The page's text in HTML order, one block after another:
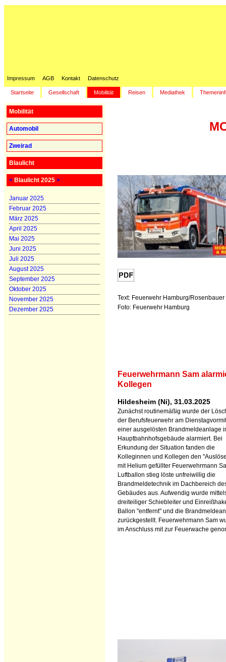
Impressum AGB Kontakt Datenschutz
Startseite Gesellschaft Mobilität Reisen Mediathek
Mobilität
Automobil
Zweirad
Blaulicht
< Blaulicht 2025 >
Januar 2025
Februar 2025
März 2025
April 2025
Mai 2025
Juni 2025
Juli 2025
August 2025
September 2025
Oktober 2025
November 2025
Dezember 2025
Text: Feuerwehr Hamburg/Rosenbauer
Foto: Feuerwehr Hamburg
Feuerwehrmann Sam
Kollegen
Hildesheim (Ni), 31.03.2025
Zunächst routinemäßig wurde der
der Berufsfeuerwehr am
einer ausgelösten Brandmeldeanlage
Hauptbahnhofsgebäude alarmiert. Bei
Erkundung der Situation fanden die
Kolleginnen und Kollegen den
mit Helium gefüllter Feuerwehrmann
Luftballon stieg löste unfreiwillig die
Brandmeldetechnik im Dachbereich
Gebäudes aus. Aufwendig wurde
dreiteiliger Schiebleiter und
Ballon "entfernt" und die
zurückgestellt. Feuerwehrmann Sam
im Anschluss mit zur Feuerwache